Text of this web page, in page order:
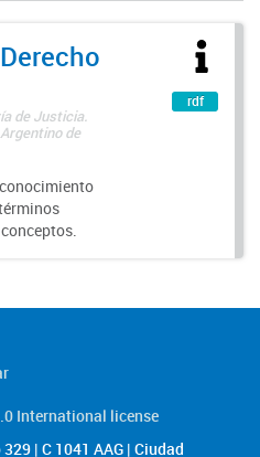
de Justicia.
de
rdf
International license
| C 1041 AAG | Ciudad